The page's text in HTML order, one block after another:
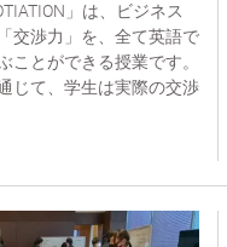
」は、ビジネス
交渉力」を、全て英語で
ことができる授業です。
じて、学生は実際の交渉